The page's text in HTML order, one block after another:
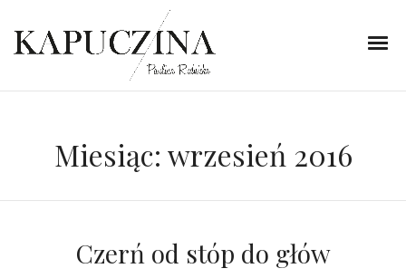
Miesiąc: wrzesień 2016
Czerń od stóp do głów